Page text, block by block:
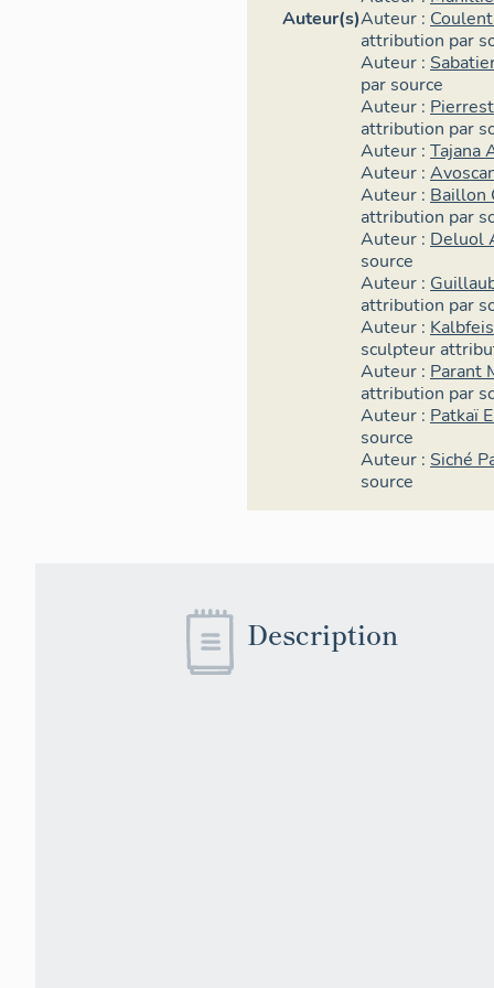
L’arrêté
l’Éducation
Journal Officiel
d’utilisation de
décoration dans
remplace les
novembre 1949
des travaux de
obtenir
scolaires et
central des
général des
un ensemble de
s’élèvent à 1%
Les
les
administrative
de l’Éducation
mêmes
des artistes
et lettres, la
Auteur(s)Auteur :
attribution par
Auteur :
par source
Auteur :
attribution par
Auteur : Tajana
Auteur :
Auteur : Baillon
attribution par
Auteur : Deluol
source
Auteur :
attribution par
Auteur :
sculpteur
Auteur : Parant
attribution par
Auteur : Patkaï
source
Auteur : Siché
source
Description